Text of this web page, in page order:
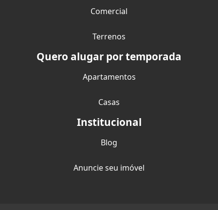
Comercial
Terrenos
Quero alugar por temporada
Apartamentos
Casas
Institucional
Blog
Anuncie seu imóvel